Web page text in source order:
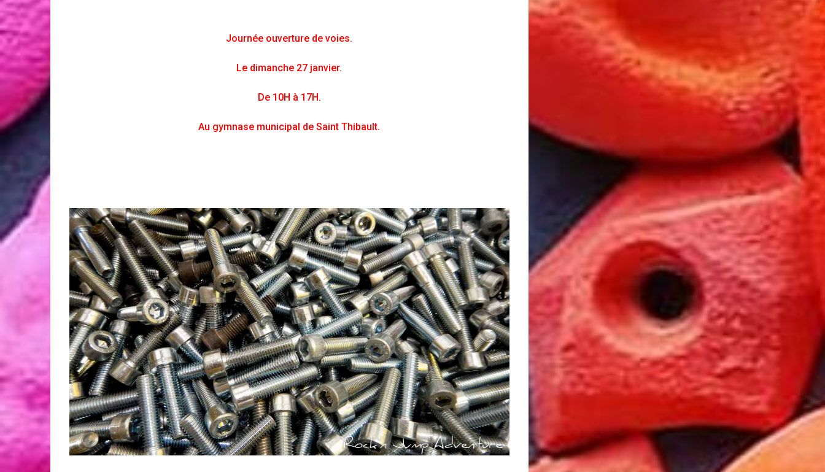
Journée ouverture de voies.
Le dimanche 27 janvier.
De 10H à 17H.
Au gymnase municipal de Saint Thibault.